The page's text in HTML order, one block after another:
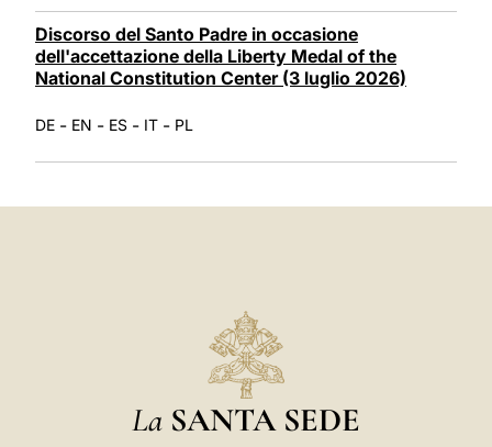
Discorso del Santo Padre in occasione
dell'accettazione della Liberty Medal of the
National Constitution Center (3 luglio 2026)
DE - EN - ES - IT - PL
La SANTA SEDE